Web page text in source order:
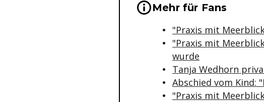
Wichtige Hinweise &
Mehr für Fans
"Praxis mit
"Praxis mit
wurde
Tanja Wedhorn
Abschied vom Kind:
"Praxis mit